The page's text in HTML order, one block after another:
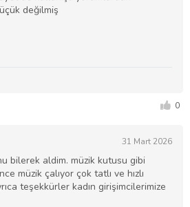
değilmiş
0
31 Mart 2026
bilerek aldim. müzik kutusu gibi
müzik çalıyor çok tatlı ve hızlı
teşekkürler kadın girişimcilerimize